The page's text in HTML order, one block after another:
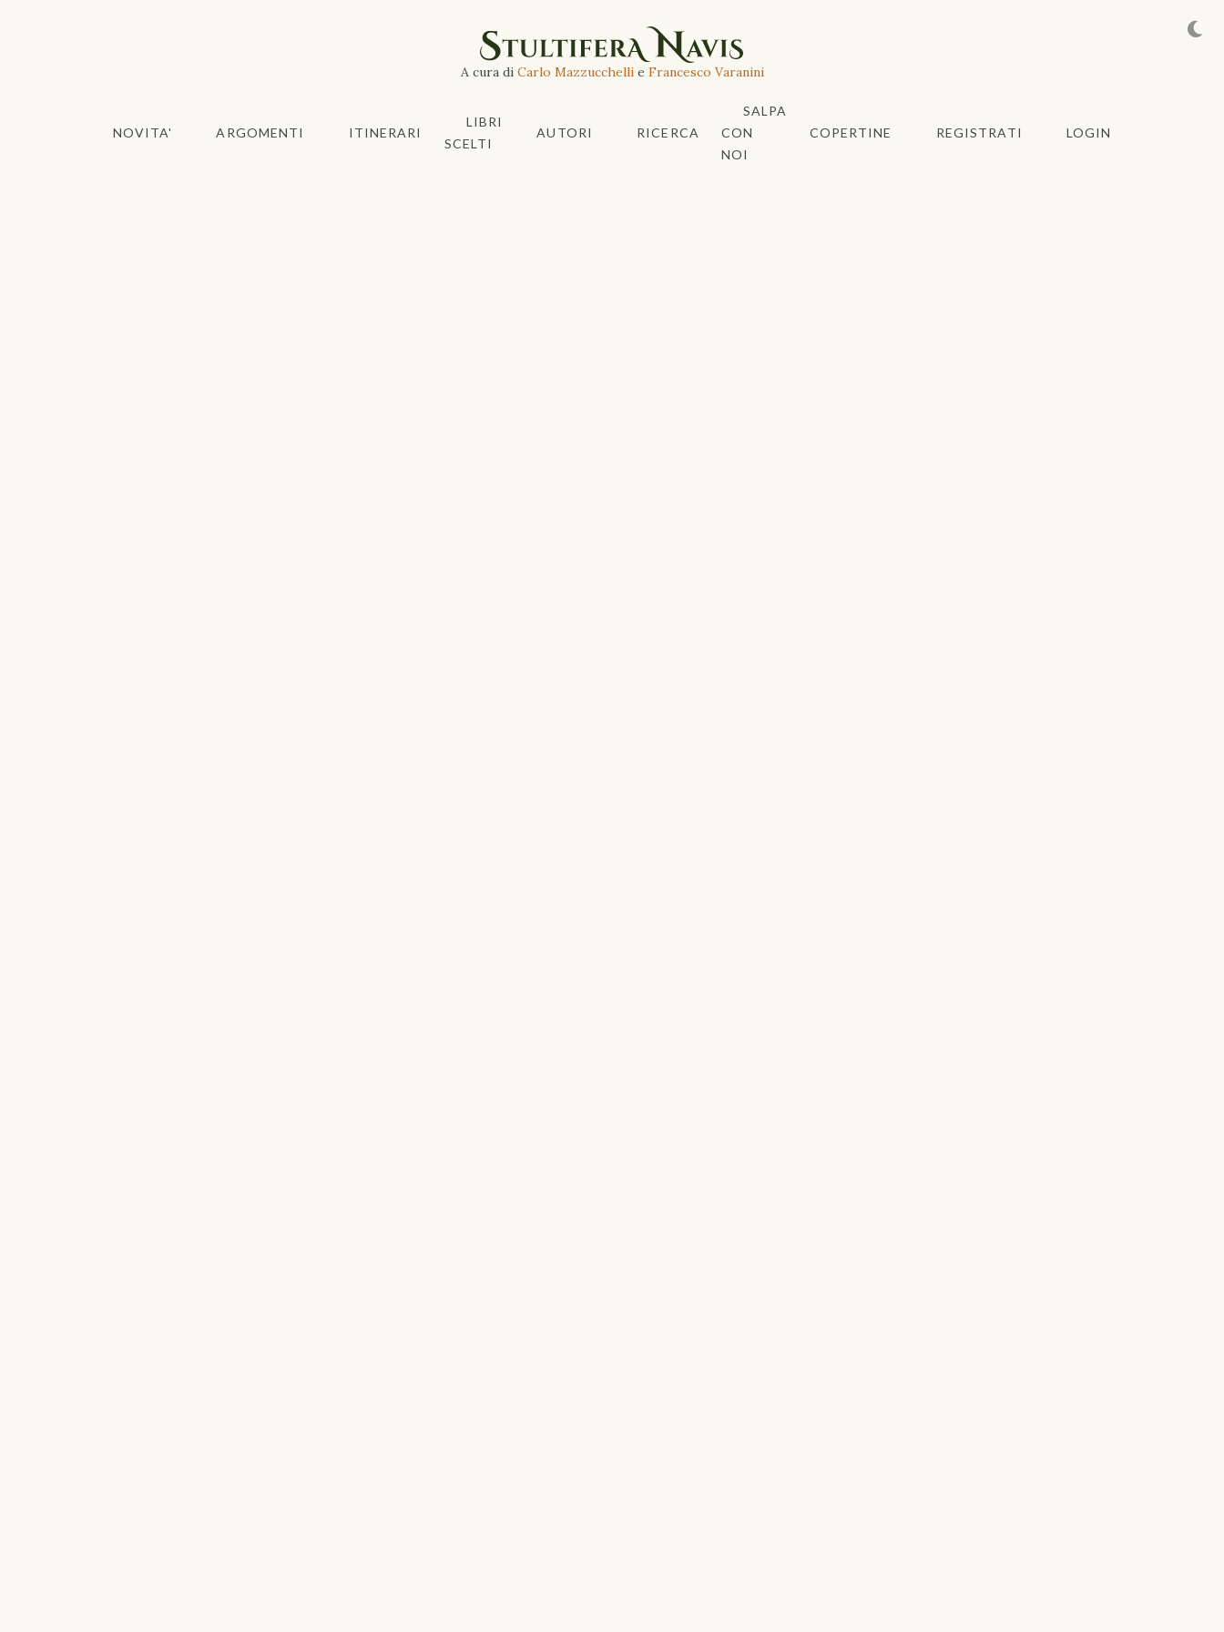
A cura di Carlo Mazzucchellie Francesco Varanini
NOVITA' ARGOMENTI ITINERARI
LIBRI
SCELTI
AUTORI RICERCA
SALPA
CON
NOI
COPERTINE REGISTRATI LOGIN